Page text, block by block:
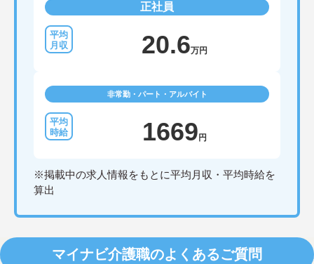
正社員
20.6万円
非常勤・パート・アルバイト
1669 円
※掲載中の求人情報をもとに平均月収・平均時給を
算出
マイナビ介護職のよくあるご質問